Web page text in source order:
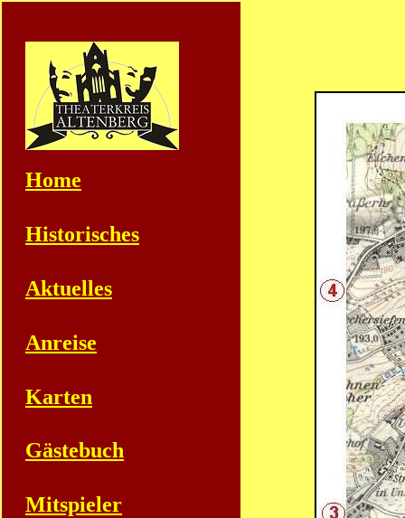
Home
Historisches
Aktuelles
Anreise
Karten
Gästebuch
Mitspieler